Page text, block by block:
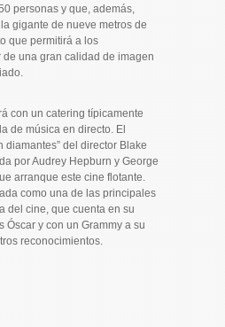
personas y que, además,
gigante de nueve metros de
que permitirá a los
una gran calidad de imagen
con un catering típicamente
de música en directo. El
diamantes” del director Blake
por Audrey Hepburn y George
arranque este cine flotante.
como una de las principales
del cine, que cuenta en su
Óscar y con un Grammy a su
reconocimientos.